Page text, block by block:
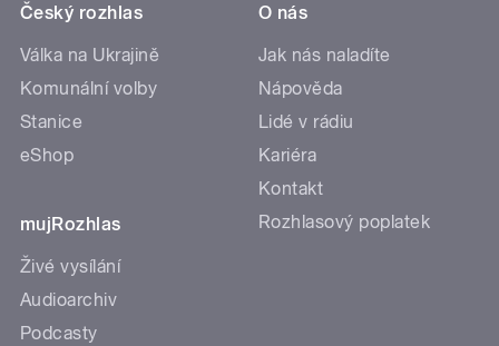
Český rozhlas
Válka na Ukrajině
Komunální volby
Stanice
eShop
mujRozhlas
Živé vysílání
Audioarchiv
Podcasty
O nás
Jak nás naladíte
Nápověda
Lidé v rádiu
Kariéra
Kontakt
Rozhlasový poplatek